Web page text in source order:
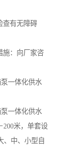
有无障碍
：向厂家咨
一体化供水
一体化供水
200米，单套设
、中、小型自